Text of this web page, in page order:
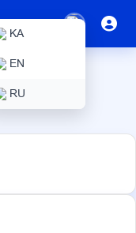
KA
EN
RU